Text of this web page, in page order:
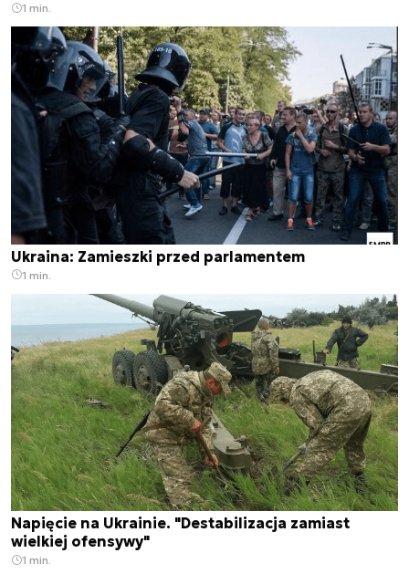
1 min.
Ukraina: Zamieszki przed parlamentem
1 min.
Napięcie na Ukrainie. "Destabilizacja zamiast
wielkiej ofensywy"
1 min.